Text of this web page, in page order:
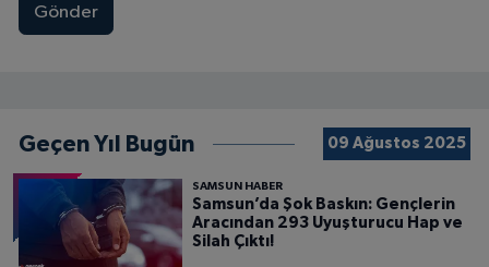
Gönder
Geçen Yıl Bugün 09 Ağustos 2025
SAMSUN HABER
Samsun’da Şok Baskın: Gençlerin
Aracından 293 Uyuşturucu Hap ve
Silah Çıktı!